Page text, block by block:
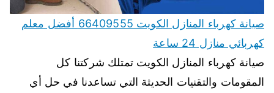
صيانة كهرباء المنازل الكويت 66409555 أفضل معلم
كهربائي منازل 24 ساعة
صيانة كهرباء المنازل الكويت تمتلك شركتنا كل
المقومات والتقنيات الحديثة التي تساعدنا في حل أي